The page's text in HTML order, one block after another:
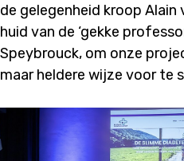
de gelegenheid kroop Alain
huid van de ‘gekke
Speybrouck, om onze
maar heldere wijze voor te